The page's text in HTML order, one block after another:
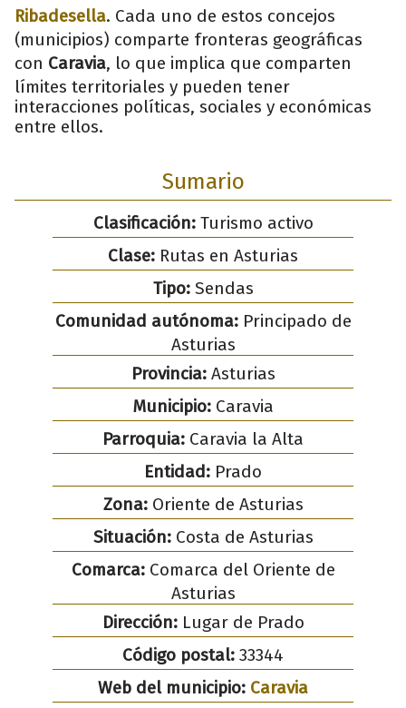
Ribadesella. Cada uno de estos concejos
(municipios) comparte fronteras geográficas
con Caravia, lo que implica que comparten
límites territoriales y pueden tener
interacciones políticas, sociales y económicas
entre ellos.
Sumario
Clasificación:Turismo activo
Clase: Rutas en Asturias
Tipo:Sendas
Comunidad autónoma:Principado de
Asturias
Provincia:Asturias
Municipio: Caravia
Parroquia: Caravia la Alta
Entidad: Prado
Zona:Oriente de Asturias
Situación:Costa de Asturias
Comarca:Comarca del Oriente de
Asturias
Dirección:Lugar de Prado
Código postal: 33344
Web del municipio: Caravia